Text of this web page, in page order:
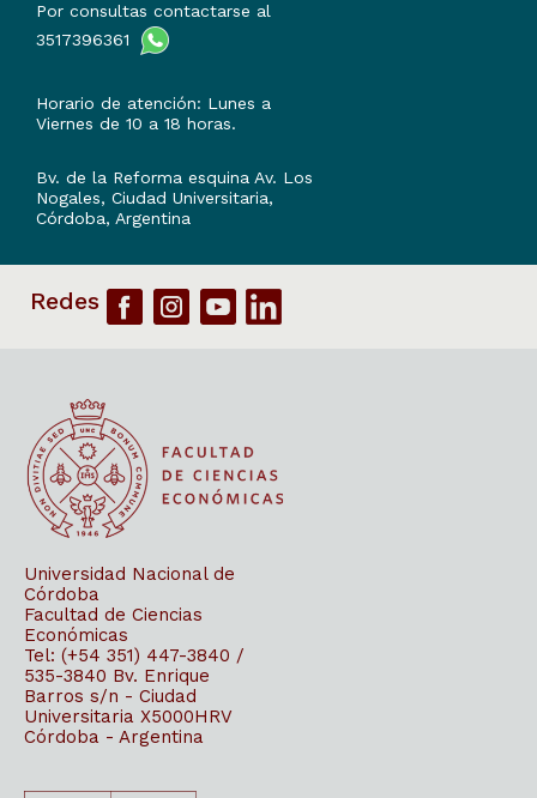
Por consultas contactarse al
3517396361
Horario de atención: Lunes a
Viernes de 10 a 18 horas.
Bv. de la Reforma esquina Av. Los
Nogales, Ciudad Universitaria,
Córdoba, Argentina
Universidad Nacional de
Córdoba
Facultad de Ciencias
Económicas
Tel: (+54 351) 447-3840 /
535-3840 Bv. Enrique
Barros s/n - Ciudad
Universitaria X5000HRV
Córdoba - Argentina